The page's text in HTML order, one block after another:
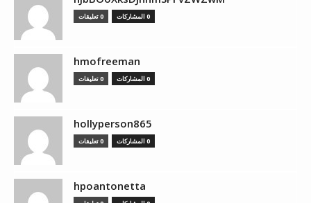
0 المشاركات 0 تعليقات
hmofreeman
0 المشاركات 0 تعليقات
hollyperson865
0 المشاركات 0 تعليقات
hpoantonetta